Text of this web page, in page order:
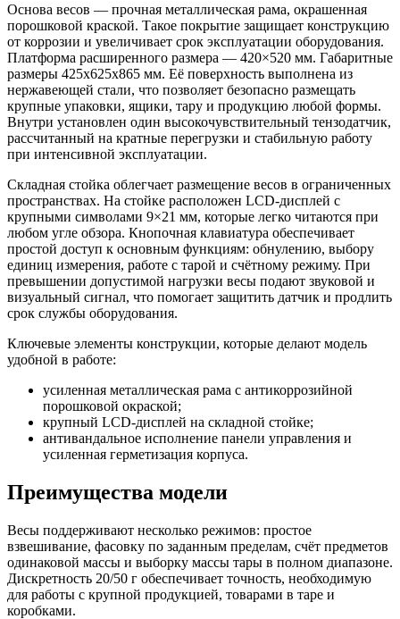
Основа весов — прочная металлическая рама, окрашенная
порошковой краской. Такое покрытие защищает конструкцию
от коррозии и увеличивает срок эксплуатации оборудования.
Платформа расширенного размера — 420×520 мм. Габаритные
размеры 425х625х865 мм. Её поверхность выполнена из
нержавеющей стали, что позволяет безопасно размещать
крупные упаковки, ящики, тару и продукцию любой формы.
Внутри установлен один высокочувствительный тензодатчик,
рассчитанный на кратные перегрузки и стабильную работу
при интенсивной эксплуатации.
Складная стойка облегчает размещение весов в ограниченных
пространствах. На стойке расположен LCD-дисплей с
крупными символами 9×21 мм, которые легко читаются при
любом угле обзора. Кнопочная клавиатура обеспечивает
простой доступ к основным функциям: обнулению, выбору
единиц измерения, работе с тарой и счётному режиму. При
превышении допустимой нагрузки весы подают звуковой и
визуальный сигнал, что помогает защитить датчик и продлить
срок службы оборудования.
Ключевые элементы конструкции, которые делают модель
удобной в работе:
усиленная металлическая рама с антикоррозийной
порошковой окраской;
крупный LCD-дисплей на складной стойке;
антивандальное исполнение панели управления и
усиленная герметизация корпуса.
Преимущества модели
Весы поддерживают несколько режимов: простое
взвешивание, фасовку по заданным пределам, счёт предметов
одинаковой массы и выборку массы тары в полном диапазоне.
Дискретность 20/50 г обеспечивает точность, необходимую
для работы с крупной продукцией, товарами в таре и
коробками.